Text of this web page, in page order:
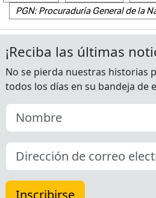
PGN: Procuraduría General de la